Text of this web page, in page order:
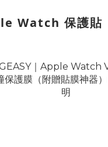
Watch 保護貼